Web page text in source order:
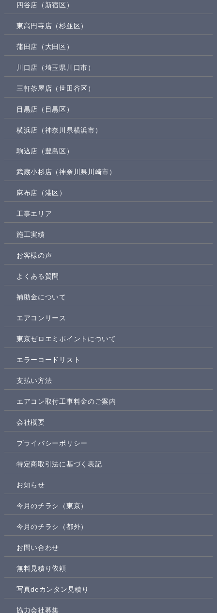
四谷店（新宿区）
東高円寺店（杉並区）
蒲田店（大田区）
川口店（埼玉県川口市）
三軒茶屋店（世田谷区）
目黒店（目黒区）
横浜店（神奈川県横浜市）
駒込店（豊島区）
武蔵小杉店（神奈川県川崎市）
麻布店（港区）
工事エリア
施工実績
お客様の声
よくある質問
補助金について
エアコンリース
東京ゼロエミポイントについて
エラーコードリスト
支払い方法
エアコン取付工事料金のご案内
会社概要
プライバシーポリシー
特定商取引法に基づく表記
お知らせ
今月のチラシ（東京）
今月のチラシ（都外）
お問い合わせ
無料見積り依頼
写真deカンタン見積り
協力会社募集